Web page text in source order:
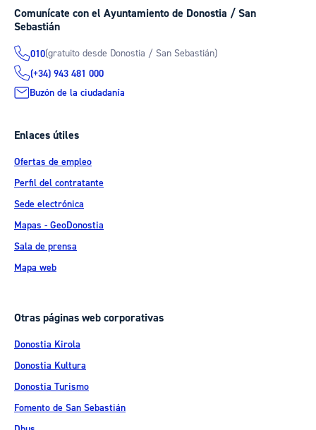
Comunícate con el Ayuntamiento de Donostia / San
Sebastián
010(gratuito desde Donostia / San Sebastián)
(+34) 943 481 000
Buzón de la ciudadanía
Enlaces útiles
Ofertas de empleo
Perfil del contratante
Sede electrónica
Mapas - GeoDonostia
Sala de prensa
Mapa web
Otras páginas web corporativas
Donostia Kirola
Donostia Kultura
Donostia Turismo
Fomento de San Sebastián